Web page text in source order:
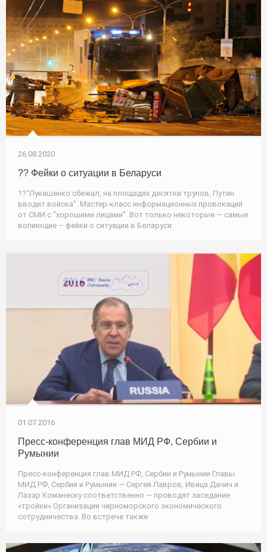
26.08.2020
?? Фейки о ситуации в Беларуси
??“Лукашенко сбежал, на площадях десятки трупов, Путин
вводит войска”. Мастер-класс информационных провокаций
от СМИ с "хорошими лицами". Вот только некоторые — самые
вопиющие – фейки о ситуации в Беларуси:
01.07.2016
Пресс-конференция глав МИД РФ, Сербии и
Румынии
Пресс-конференция глав МИД РФ, Сербии и Румынии Главы
МИД РФ, Сербии и Румынии — Сергей Лавров, Ивица Дачич и
Лазар Команеску соответственно — проводят заседание
«тройки» Организации черноморского экономического
сотрудничества. Во встрече также